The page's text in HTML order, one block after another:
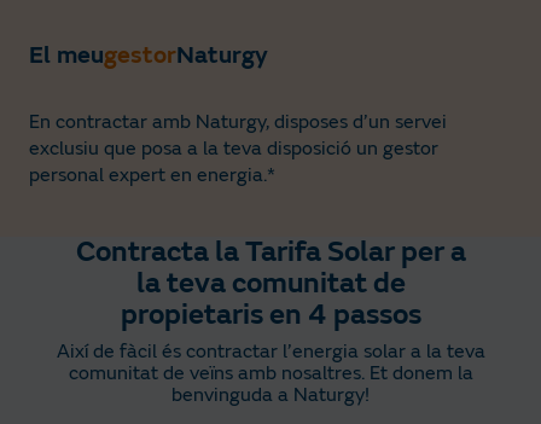
El meugestorNaturgy
En contractar amb Naturgy, disposes d’un servei
exclusiu que posa a la teva disposició un gestor
personal expert en energia.*
Contracta la Tarifa Solar per a
la teva comunitat de
propietaris en 4 passos
Així de fàcil és contractar l’energia solar a la teva
comunitat de veïns amb nosaltres. Et donem la
benvinguda a Naturgy!